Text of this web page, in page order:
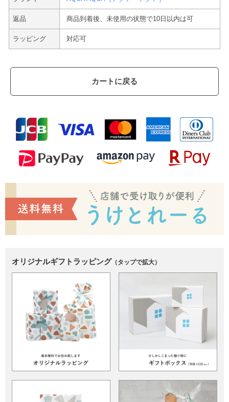
返品 商品到着後、未使用の状態で10日以内は可
ラッピング 対応可
カートに戻る
オリジナルギフトラッピング （タップで拡大）